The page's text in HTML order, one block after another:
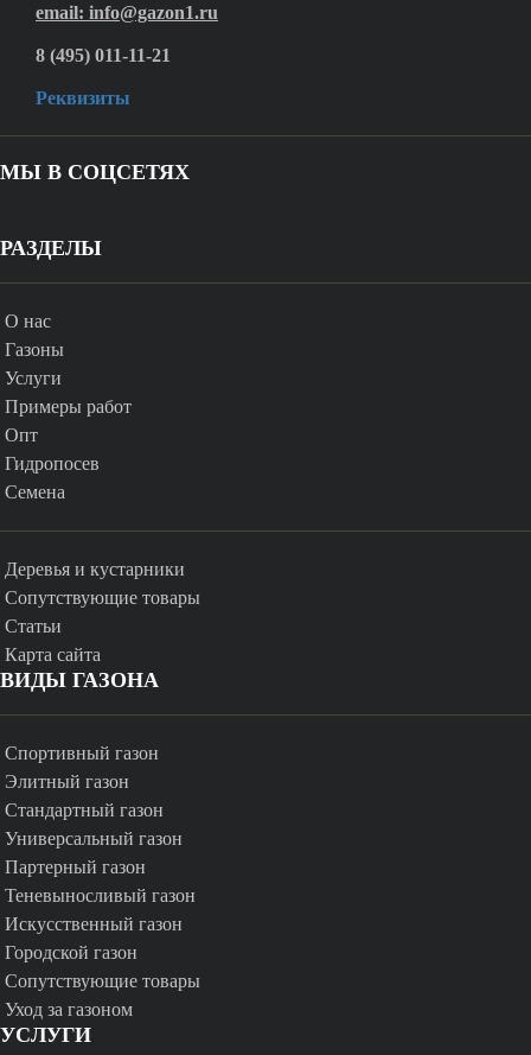
email: info@gazon1.ru
8 (495) 011-11-21
Реквизиты
МЫ В СОЦСЕТЯХ
РАЗДЕЛЫ
О нас
Газоны
Услуги
Примеры работ
Опт
Гидропосев
Семена
Деревья и кустарники
Сопутствующие товары
Статьи
Карта сайта
ВИДЫ ГАЗОНА
Спортивный газон
Элитный газон
Стандартный газон
Универсальный газон
Партерный газон
Теневыносливый газон
Искусственный газон
Городской газон
Сопутствующие товары
Уход за газоном
УСЛУГИ